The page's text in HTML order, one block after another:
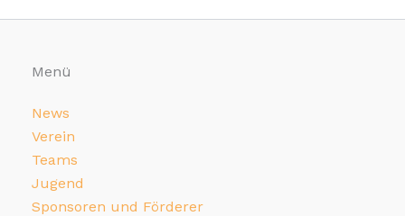
Menü
News
Verein
Teams
Jugend
Sponsoren und Förderer